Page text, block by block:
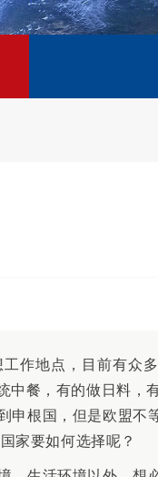
作地点，目前有众
餐，有的做日料，
申根国，但是欧盟不
家要如何选择呢？